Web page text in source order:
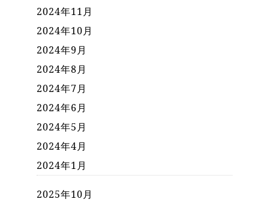
2024年11月
2024年10月
2024年9月
2024年8月
2024年7月
2024年6月
2024年5月
2024年4月
2024年1月
2025年10月